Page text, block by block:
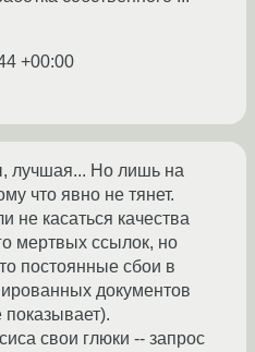
+00:00
лучшая... Но лишь на
что явно не тянет.
не касаться качества
мертвых ссылок, но
постоянные сбои в
документов
показывает).
свои глюки -- запрос